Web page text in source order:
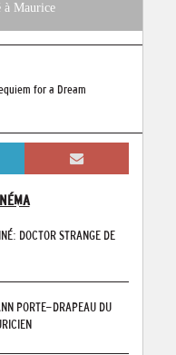
à Maurice
for a Dream
DOCTOR STRANGE DE
PORTE-DRAPEAU DU